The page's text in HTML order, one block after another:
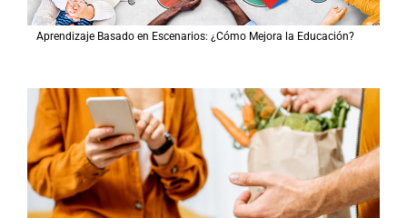
Aprendizaje Basado en Escenarios: ¿Cómo Mejora la Educación?